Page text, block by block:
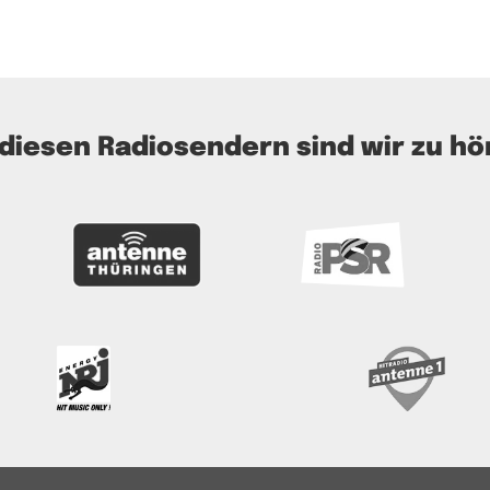
Radiosendern sind wir zu